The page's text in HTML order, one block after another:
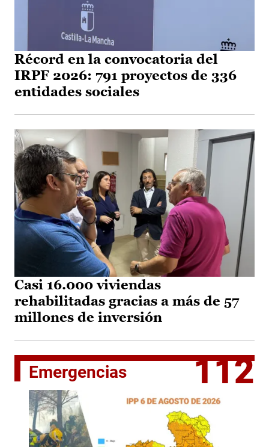
Récord en la convocatoria del
IRPF 2026: 791 proyectos de 336
entidades sociales
Casi 16.000 viviendas
rehabilitadas gracias a más de 57
millones de inversión
Emergencias 112